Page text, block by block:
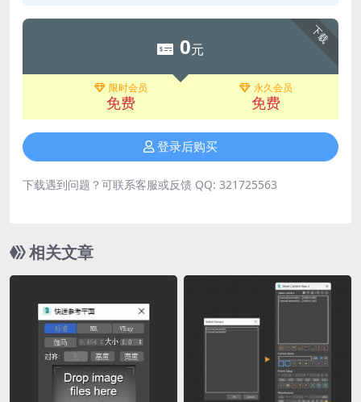
下载
0元
限时会员
免费
永久会员
免费
登录后购买
下载遇到问题？可联系客服或反馈 QQ: 321725563
相关文章